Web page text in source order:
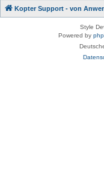
Kopter Support - von
Style
Powered by